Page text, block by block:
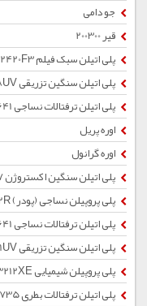
جو دامی
قیر 200300
پلی اتیلن سبک فیلم 2420F3
پلی اتیلن سنگین تزریقی 62N18UV
پلی اتیلن ترفتالات نساجی HomBright 641
اوره پریل
اوره گرانول
پلی اتیلن سنگین اکستروژن 48BF7
پلی پروپیلن نساجی (پودر) HP552R
پلی اتیلن ترفتالات نساجی HomBright TG641
پلی اتیلن سنگین تزریقی 62N11UV
پلی پروپیلن شیمیایی RG3212XE
پلی اتیلن ترفتالات بطری BG735